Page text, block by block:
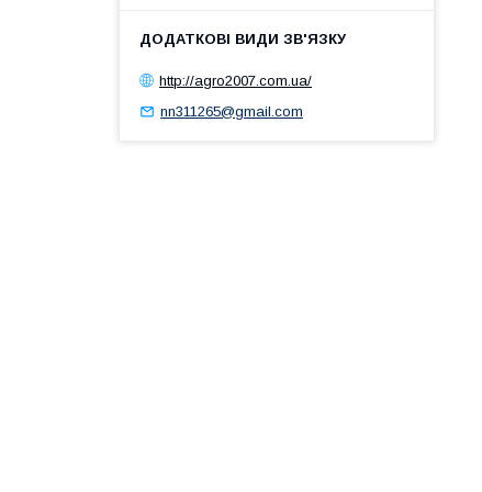
http://agro2007.com.ua/
nn311265@gmail.com